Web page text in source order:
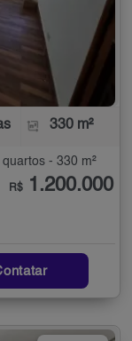
330 m²
- 330 m²
R$ 1.200.000